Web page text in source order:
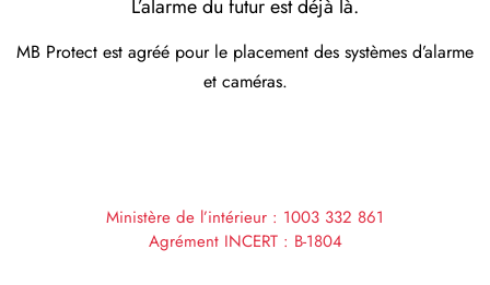
L’alarme du futur est déjà là.
MB Protect est agréé pour le placement des systèmes d’alarme
et caméras.
Ministère de l’intérieur : 1003 332 861
Agrément INCERT : B-1804